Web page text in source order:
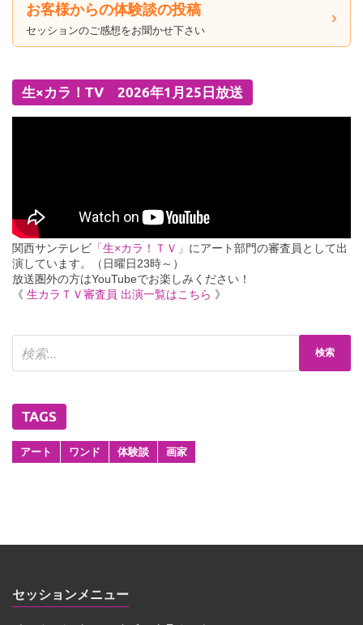
お客様からの体験談の投稿
セッションのご感想をお聞かせ下さい
生×カラ！TV 2026年1月25日放送
関西サンテレビ 「生×カラ！ＴＶ」 にアート部門の審査員として出
演しています。（日曜日23時～）
放送圏外の方はYouTubeでお楽しみください！
《 生カラＴＶ審査員 出演一覧はこちら 》
TAGS
アート ワンド 体験談 画家
セッションメニュー